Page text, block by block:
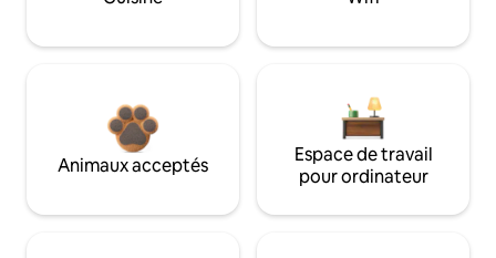
Animaux acceptés
Espace de travail
pour ordinateur